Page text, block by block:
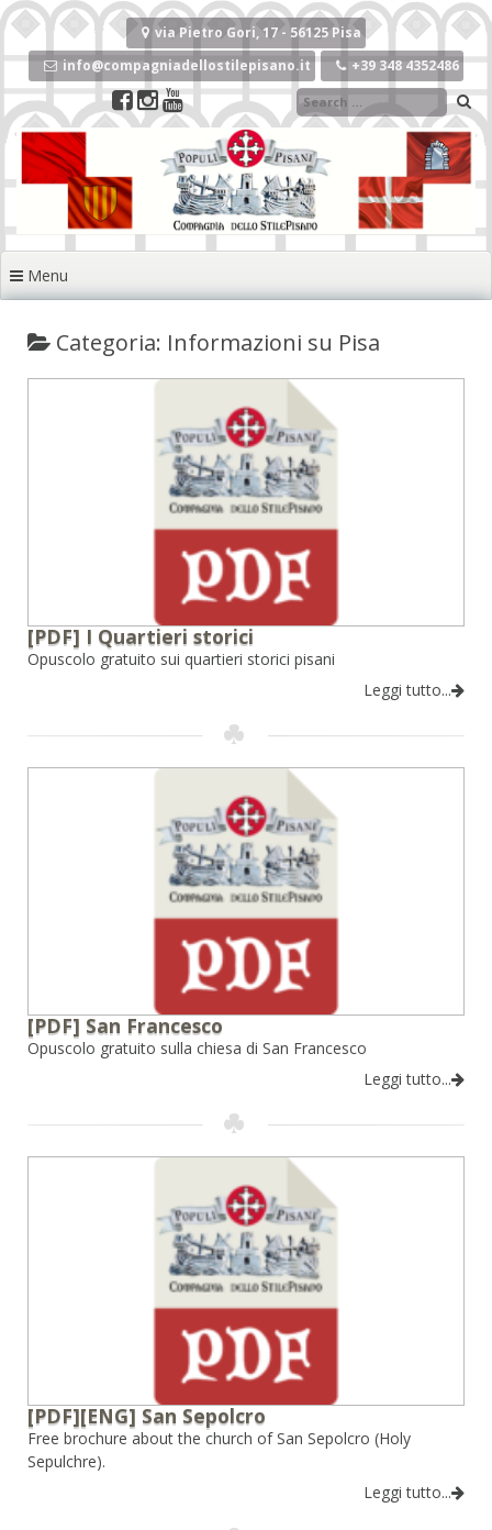
Vai
al
contenuto
via Pietro Gori, 17 - 56125 Pisa
info@compagniadellostilepisano.it
+39 348 4352486
Menu
Categoria: Informazioni su Pisa
[PDF] I Quartieri storici
Opuscolo gratuito sui quartieri storici pisani
Leggi tutto...
[PDF] San Francesco
Opuscolo gratuito sulla chiesa di San Francesco
Leggi tutto...
[PDF][ENG] San Sepolcro
Free brochure about the church of San Sepolcro (Holy
Sepulchre).
Leggi tutto...